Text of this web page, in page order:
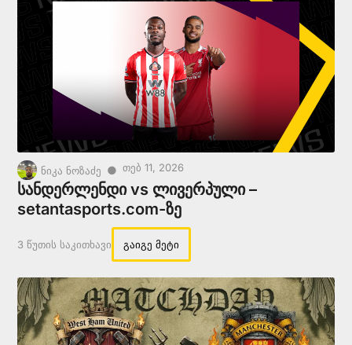
ნიკა ნოზაძე ● Თებ 11, 2026
სანდერლენდი vs ლივერპული –
setantasports.com-ზე
3 Წუთის Საკითხავი გაიგე მეტი